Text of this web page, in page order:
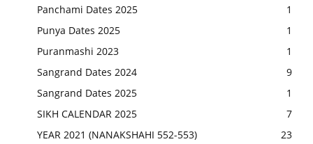
Panchami Dates 2025
1
Punya Dates 2025
1
Puranmashi 2023
1
Sangrand Dates 2024
9
Sangrand Dates 2025
1
SIKH CALENDAR 2025
7
YEAR 2021 (NANAKSHAHI 552-553)
23